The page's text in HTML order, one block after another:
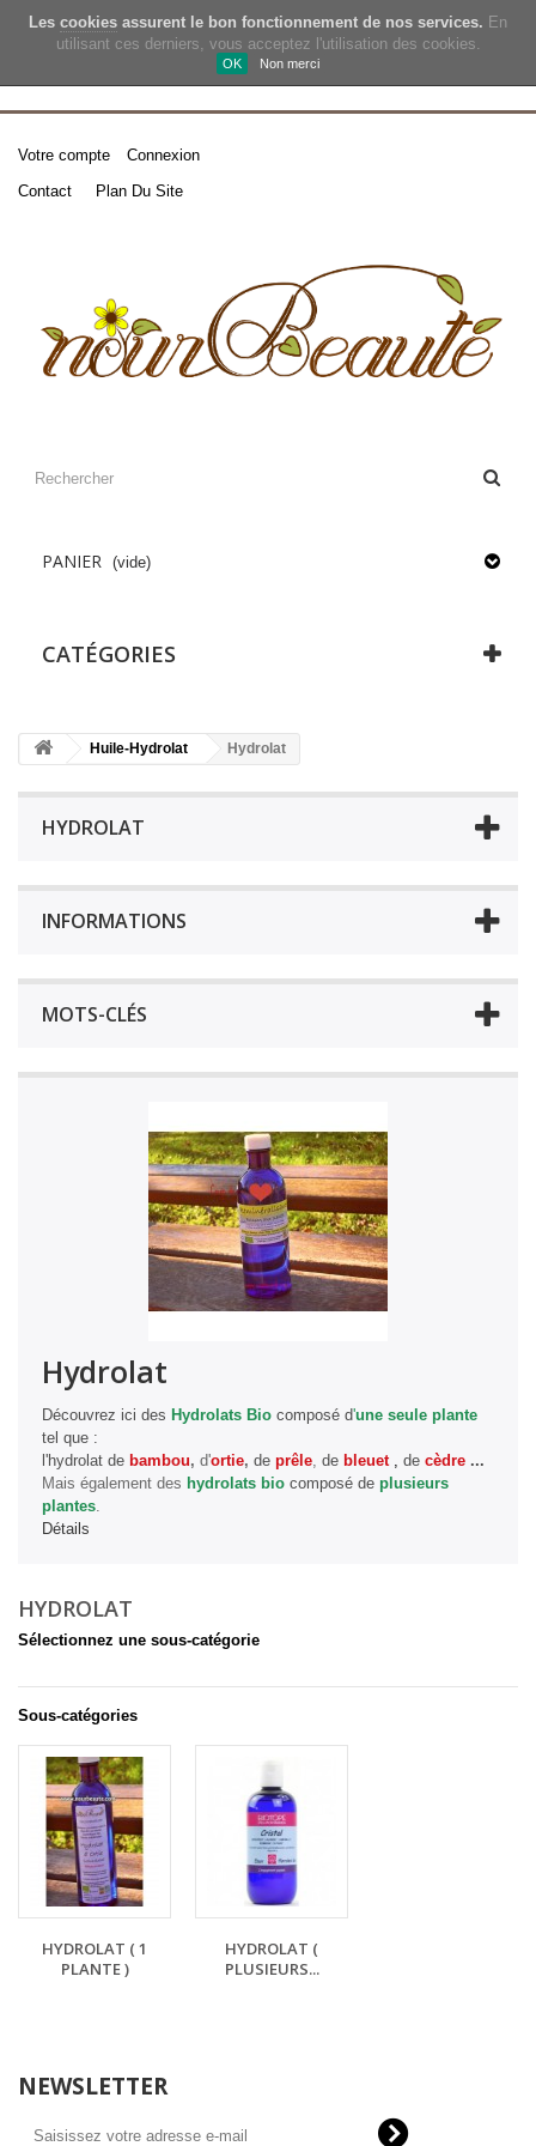
Les cookies assurent le bon fonctionnement de nos services. En
utilisant ces derniers, vous acceptez l'utilisation des cookies.
OK Non merci
Votre compte
Connexion
Contact
Plan Du Site
PANIER (vide)
CATÉGORIES
Huile-Hydrolat Hydrolat
HYDROLAT
INFORMATIONS
MOTS-CLÉS
Hydrolat
Découvrez ici des Hydrolats Bio composé d'une seule plante
tel que :
l'hydrolat de bambou, d'ortie, de prêle de bleuet de cèdre ...
Mais également des hydrolats bio composé de plusieurs
plantes
Détails
HYDROLAT
Sélectionnez une sous-catégorie
Sous-catégories
HYDROLAT ( 1
PLANTE )
HYDROLAT (
PLUSIEURS...
NEWSLETTER